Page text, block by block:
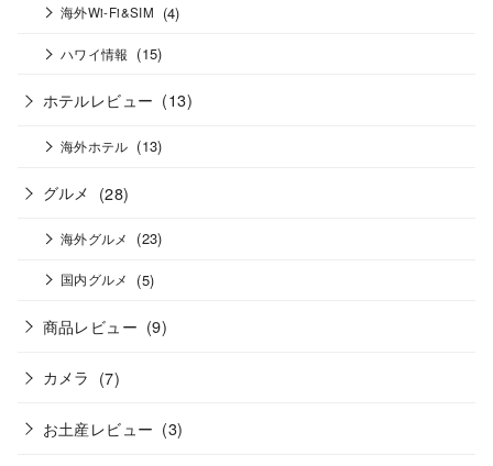
海外Wi-Fi&SIM (4)
ハワイ情報 (15)
ホテルレビュー (13)
海外ホテル (13)
グルメ (28)
海外グルメ (23)
国内グルメ (5)
商品レビュー (9)
カメラ (7)
お土産レビュー (3)